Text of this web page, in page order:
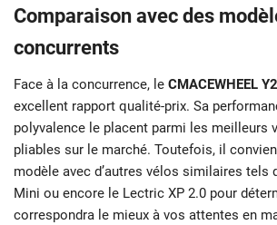
Comparaison avec des
concurrents
Face à la concurrence, le CMACEWHEEL
excellent rapport qualité-prix. Sa
polyvalence le placent parmi les meilleurs
pliables sur le marché. Toutefois, il
modèle avec d’autres vélos similaires tels
Mini ou encore le Lectric XP 2.0 pour
correspondra le mieux à vos attentes en